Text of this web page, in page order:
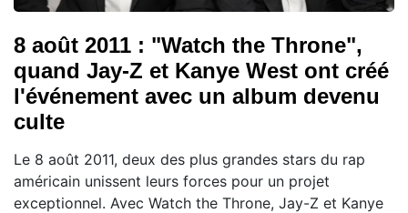
8 août 2011 : "Watch the Throne",
quand Jay-Z et Kanye West ont créé
l'événement avec un album devenu
culte
Le 8 août 2011, deux des plus grandes stars du rap
américain unissent leurs forces pour un projet
exceptionnel. Avec Watch the Throne, Jay-Z et Kanye